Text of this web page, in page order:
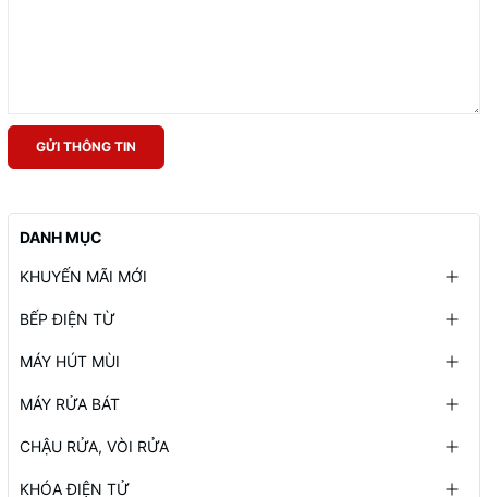
GỬI THÔNG TIN
DANH MỤC
KHUYẾN MÃI MỚI
BẾP ĐIỆN TỪ
MÁY HÚT MÙI
MÁY RỬA BÁT
CHẬU RỬA, VÒI RỬA
KHÓA ĐIỆN TỬ